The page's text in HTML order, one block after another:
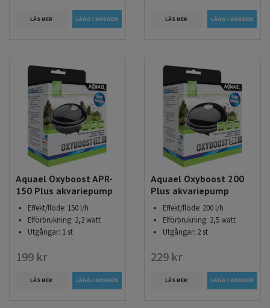
LÄS MER LÄS MER
Aquael Oxyboost APR-
150 Plus akvariepump
Effekt/flöde: 150 l/h
Elförbrukning: 2,2 watt
Utgångar: 1 st
199 kr
LÄS MER
Aquael Oxyboost 200
Plus akvariepump
Effekt/flöde: 200 l/h
Elförbrukning: 2,5 watt
Utgångar: 2 st
229 kr
LÄS MER